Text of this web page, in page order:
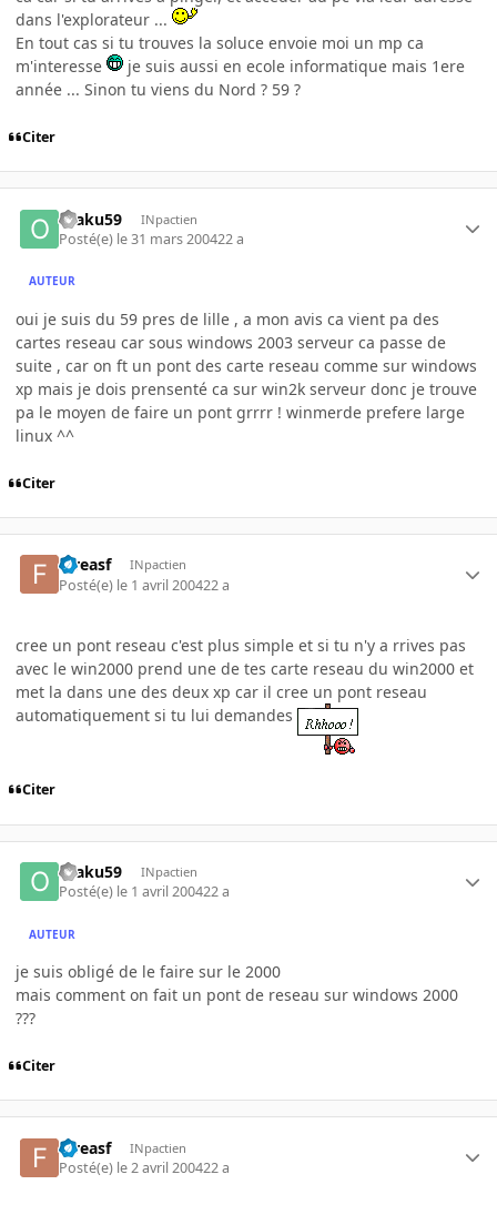
dans l'explorateur ...
En tout cas si tu trouves la soluce envoie moi un mp ca
m'interesse
je suis aussi en ecole informatique mais 1ere
année ... Sinon tu viens du Nord ? 59 ?
Citer
otaku59 INpactien
Posté(e) le 31 mars 200422 a
AUTEUR
oui je suis du 59 pres de lille , a mon avis ca vient pa des
cartes reseau car sous windows 2003 serveur ca passe de
suite , car on ft un pont des carte reseau comme sur windows
xp mais je dois prensenté ca sur win2k serveur donc je trouve
pa le moyen de faire un pont grrrr ! winmerde prefere large
linux ^^
Citer
fareasf INpactien
Posté(e) le 1 avril 200422 a
cree un pont reseau c'est plus simple et si tu n'y a rrives pas
avec le win2000 prend une de tes carte reseau du win2000 et
met la dans une des deux xp car il cree un pont reseau
automatiquement si tu lui demandes
Citer
otaku59 INpactien
Posté(e) le 1 avril 200422 a
AUTEUR
je suis obligé de le faire sur le 2000
mais comment on fait un pont de reseau sur windows 2000
???
Citer
fareasf INpactien
Posté(e) le 2 avril 200422 a